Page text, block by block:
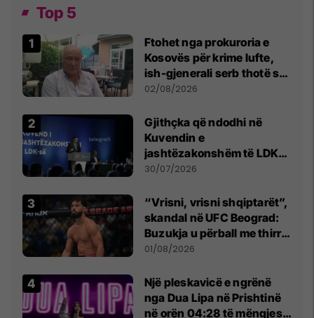
Top 5
Ftohet nga prokuroria e
Kosovës për krime lufte,
ish-gjenerali serb thotë se
dikush e tradhtoi në
02/08/2026
Gjithçka që ndodhi në
Kuvendin e
jashtëzakonshëm të LDK-
së
30/07/2026
“Vrisni, vrisni shqiptarët”,
skandal në UFC Beograd:
Buzukja u përball me thirrje
anti-shqiptare nga
01/08/2026
Një pleskavicë e ngrënë
nga Dua Lipa në Prishtinë
në orën 04:28 të mëngjesit